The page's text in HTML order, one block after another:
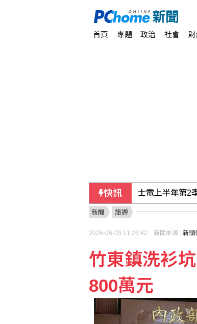
首頁 專題 政治 社會
快訊 士電上半年第2
藍指控台糖「
日媒：調降消
新聞 旅遊
2026-06-05 11:26:42 新聞來源 : 新頭
竹東鎮洗衫
800萬元